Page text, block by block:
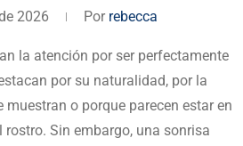
2026 Por rebecca
la atención por ser perfectamente
por su naturalidad, por la
muestran o porque parecen estar en
Sin embargo, una sonrisa